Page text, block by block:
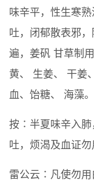
味辛平，性生寒
吐，闭郁散表邪
遍，姜矾 甘草制
黄、 生姜、 干姜
血、饴糖、 海藻。
按∶半夏味辛入肺
吐，烦渴及血证勿
雷公云∶凡使勿用